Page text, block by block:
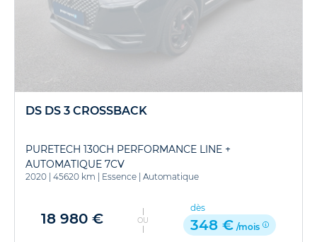
DS DS 3 CROSSBACK
PURETECH 130CH PERFORMANCE LINE +
AUTOMATIQUE 7CV
2020 45620 km Essence Automatique
18 980 € OU
dès
348 € /mois